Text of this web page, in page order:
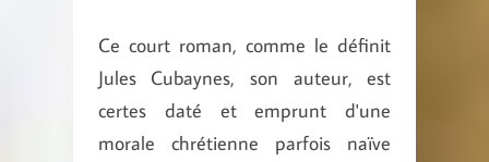
Ce court roman, comme le définit
Jules Cubaynes, son auteur, est
certes daté et emprunt d'une
morale chrétienne parfois naïve